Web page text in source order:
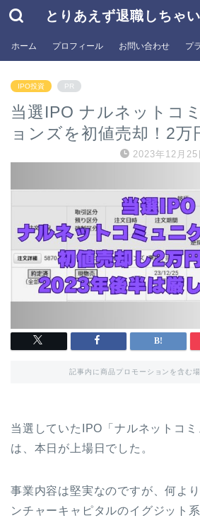
とりあえず退職しちゃ
ホーム プロフィール お問い合わせ プ
IPO投資 PR
当選IPO ナルネットコ
ョンズを初値売却！2万
2023年12月25
記事内に商品プロモーションを含む
当選していたIPO「ナルネットコミ
は、本日が上場日でした。
事業内容は堅実なのですが、何よ
ンチャーキャピタルのイグジット